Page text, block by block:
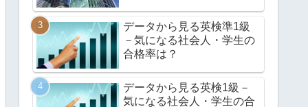
データから見る英検準1級
－気になる社会人・学生の
合格率は？
データから見る英検1級－
気になる社会人・学生の合